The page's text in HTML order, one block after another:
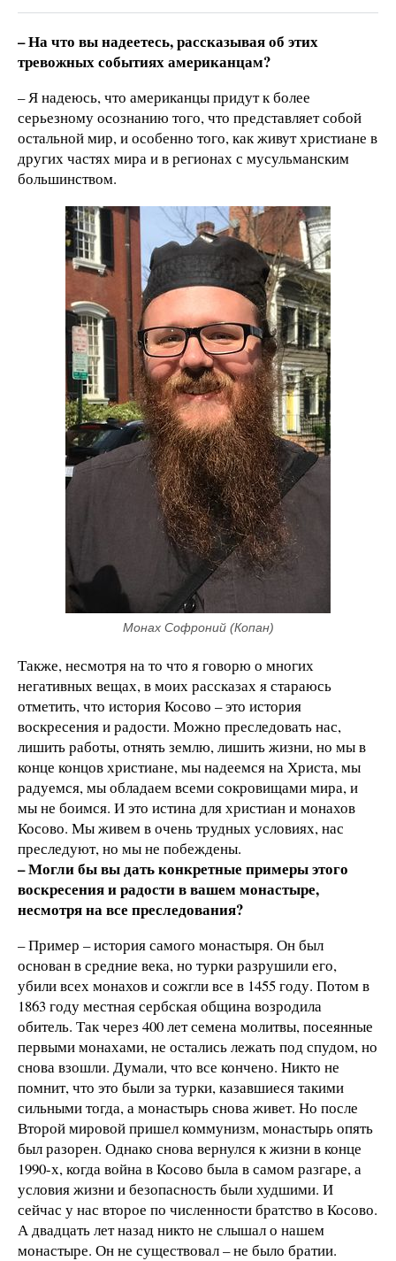
– На что вы надеетесь, рассказывая об этих
тревожных событиях американцам?
– Я надеюсь, что американцы придут к более
серьезному осознанию того, что представляет собой
остальной мир, и особенно того, как живут христиане в
других частях мира и в регионах с мусульманским
большинством.
Монах Софроний (Копан)
Также, несмотря на то что я говорю о многих
негативных вещах, в моих рассказах я стараюсь
отметить, что история Косово – это история
воскресения и радости. Можно преследовать нас,
лишить работы, отнять землю, лишить жизни, но мы в
конце концов христиане, мы надеемся на Христа, мы
радуемся, мы обладаем всеми сокровищами мира, и
мы не боимся. И это истина для христиан и монахов
Косово. Мы живем в очень трудных условиях, нас
преследуют, но мы не побеждены.
– Могли бы вы дать конкретные примеры этого
воскресения и радости в вашем монастыре,
несмотря на все преследования?
– Пример – история самого монастыря. Он был
основан в средние века, но турки разрушили его,
убили всех монахов и сожгли все в 1455 году. Потом в
1863 году местная сербская община возродила
обитель. Так через 400 лет семена молитвы, посеянные
первыми монахами, не остались лежать под спудом, но
снова взошли. Думали, что все кончено. Никто не
помнит, что это были за турки, казавшиеся такими
сильными тогда, а монастырь снова живет. Но после
Второй мировой пришел коммунизм, монастырь опять
был разорен. Однако снова вернулся к жизни в конце
1990-х, когда война в Косово была в самом разгаре, а
условия жизни и безопасность были худшими. И
сейчас у нас второе по численности братство в Косово.
А двадцать лет назад никто не слышал о нашем
монастыре. Он не существовал – не было братии.